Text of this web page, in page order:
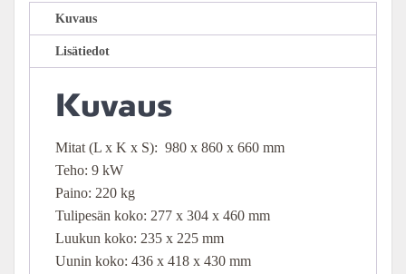
Kuvaus
Lisätiedot
Kuvaus
Mitat (L x K x S): 980 x 860 x 660 mm
Teho: 9 kW
Paino: 220 kg
Tulipesän koko: 277 x 304 x 460 mm
Luukun koko: 235 x 225 mm
Uunin koko: 436 x 418 x 430 mm